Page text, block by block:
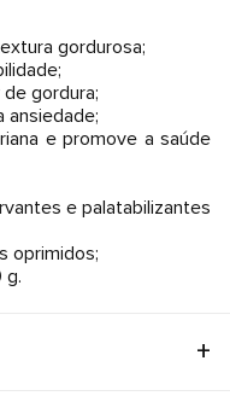
gordurosa;
gordura;
ansiedade;
e promove a saúde
e palatabilizantes
oprimidos;
g.